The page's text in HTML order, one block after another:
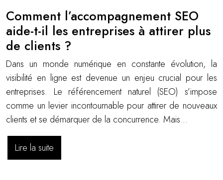
Comment l’accompagnement SEO
aide-t-il les entreprises à attirer plus
de clients ?
Dans un monde numérique en constante évolution, la
visibilité en ligne est devenue un enjeu crucial pour les
entreprises. Le référencement naturel (SEO) s’impose
comme un levier incontournable pour attirer de nouveaux
clients et se démarquer de la concurrence. Mais…
Lire la suite